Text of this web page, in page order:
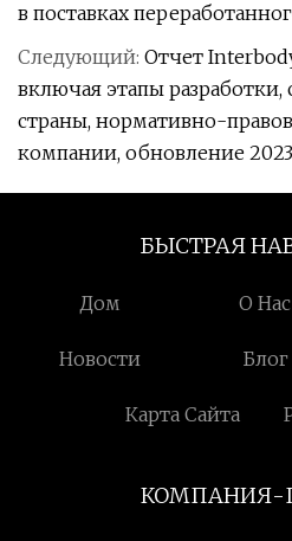
в поставках
Следующий: Отчет
включая этапы
страны, нормативно-
компании, обновление 2023
БЫСТРАЯ
Дом О Нас
Новости Блог
Карта Сайта
КОМПАНИЯ-